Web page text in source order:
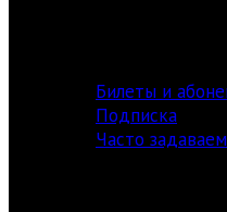
Билеты и
Подписка
Часто